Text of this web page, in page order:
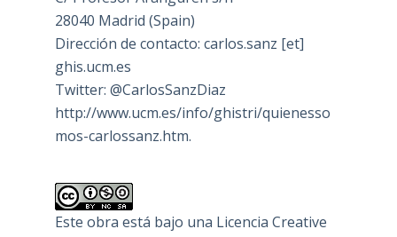
28040 Madrid (Spain)
Dirección de contacto: carlos.sanz [et]
ghis.ucm.es
Twitter: @CarlosSanzDiaz
http://www.ucm.es/info/ghistri/quienesso
mos-carlossanz.htm.
Este obra está bajo una Licencia Creative